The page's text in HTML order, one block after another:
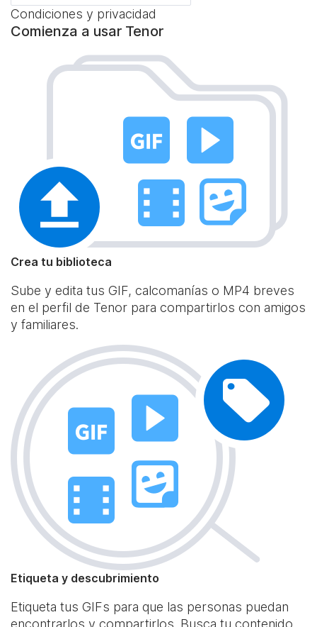
Condiciones y privacidad
Comienza a usar Tenor
Crea tu biblioteca
Sube y edita tus GIF, calcomanías o MP4 breves
en el perfil de Tenor para compartirlos con amigos
y familiares.
Etiqueta y descubrimiento
Etiqueta tus GIFs para que las personas puedan
encontrarlos y compartirlos. Busca tu contenido